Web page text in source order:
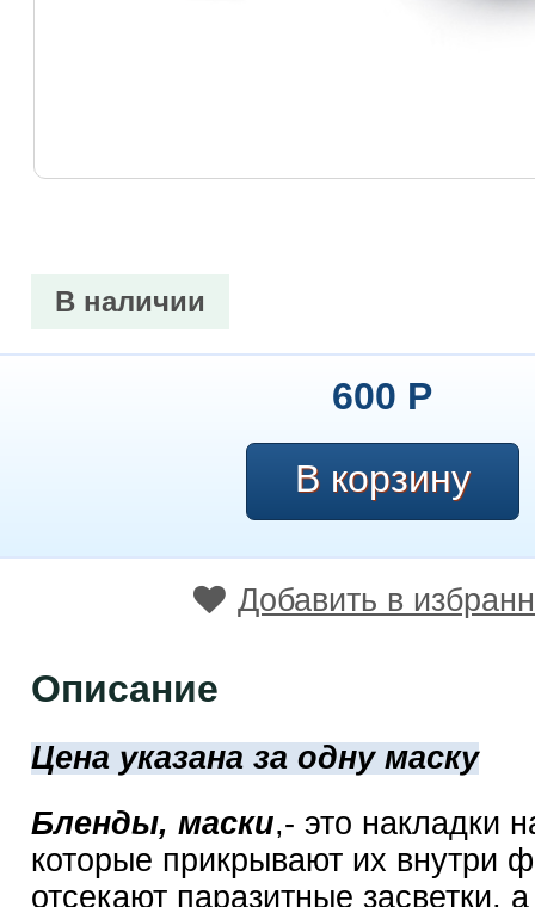
В наличии
600 Р
Добавить в
Описание
Цена указана за одну маску
Бленды, маски,- это накладки
которые прикрывают их внутри
отсекают паразитные засветки,